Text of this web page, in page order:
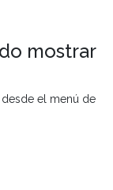
mostrar
el menú de